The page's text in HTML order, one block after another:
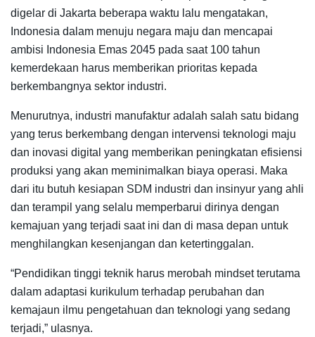
digelar di Jakarta beberapa waktu lalu mengatakan,
Indonesia dalam menuju negara maju dan mencapai
ambisi Indonesia Emas 2045 pada saat 100 tahun
kemerdekaan harus memberikan prioritas kepada
berkembangnya sektor industri.
Menurutnya, industri manufaktur adalah salah satu bidang
yang terus berkembang dengan intervensi teknologi maju
dan inovasi digital yang memberikan peningkatan efisiensi
produksi yang akan meminimalkan biaya operasi. Maka
dari itu butuh kesiapan SDM industri dan insinyur yang ahli
dan terampil yang selalu memperbarui dirinya dengan
kemajuan yang terjadi saat ini dan di masa depan untuk
menghilangkan kesenjangan dan ketertinggalan.
“Pendidikan tinggi teknik harus merobah mindset terutama
dalam adaptasi kurikulum terhadap perubahan dan
kemajaun ilmu pengetahuan dan teknologi yang sedang
terjadi,” ulasnya.